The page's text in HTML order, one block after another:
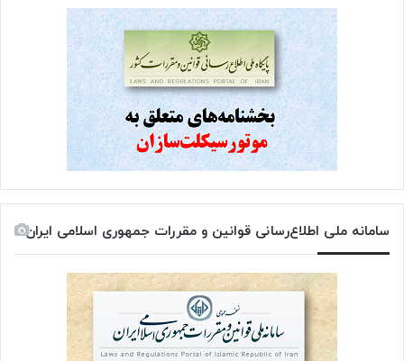
سامانه ملی اطلاع‌رسانی قوانین و مقررات جمهوری اسلامی ایران